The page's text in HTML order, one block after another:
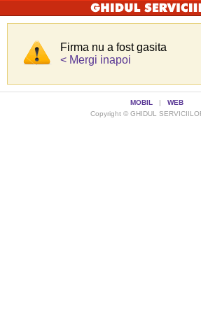
Firma nu a fost gasita
< Mergi inapoi
MOBIL | WEB
Copyright © GHIDUL